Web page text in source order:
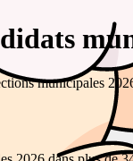
municipales